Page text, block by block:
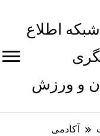
اطلاع
و ورزش
آکادمی